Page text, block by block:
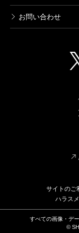
お問い合わせ
サイトのご
ハラス
すべての画像・デ
©